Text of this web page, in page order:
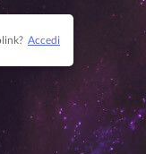
Accedi